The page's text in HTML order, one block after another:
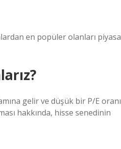
en popüler olanları piyasa
gelir ve düşük bir P/E oranı
hakkında, hisse senedinin